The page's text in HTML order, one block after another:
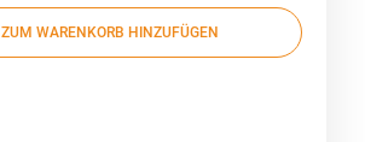
ZUM WARENKORB HINZUFÜGEN